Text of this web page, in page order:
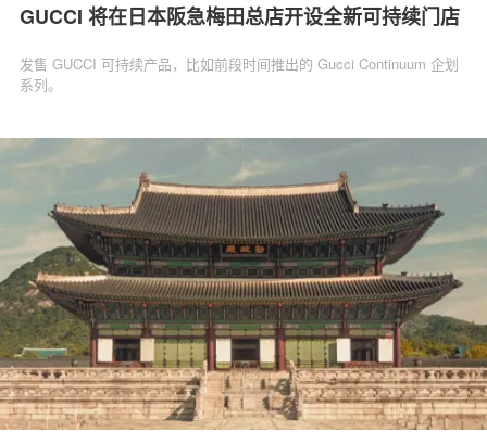
GUCCI 将在日本阪急梅田总店开设全新可持续门店
发售 GUCCI 可持续产品，比如前段时间推出的 Gucci Continuum 企划
系列。